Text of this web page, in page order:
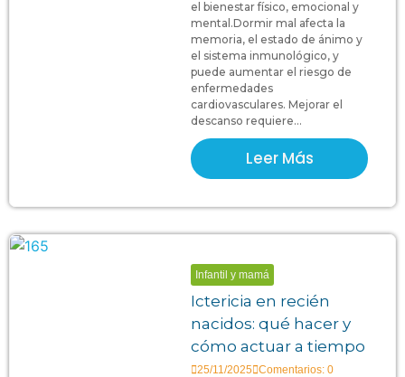
el bienestar físico, emocional y
mental.Dormir mal afecta la
memoria, el estado de ánimo y
el sistema inmunológico, y
puede aumentar el riesgo de
enfermedades
cardiovasculares. Mejorar el
descanso requiere...
Leer Más
Infantil y mamá
Ictericia en recién
nacidos: qué hacer y
cómo actuar a tiempo
25/11/2025 Comentarios: 0